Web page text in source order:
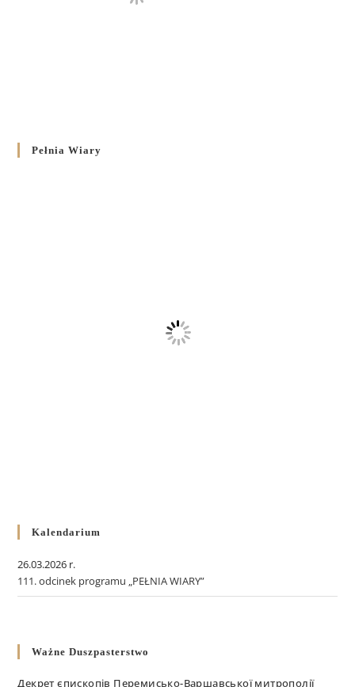
Pełnia Wiary
Kalendarium
26.03.2026 r.
111. odcinek programu „PEŁNIA WIARY”
Ważne Duszpasterstwo
Декрет єпископів Перемисько-Варшавської митрополії